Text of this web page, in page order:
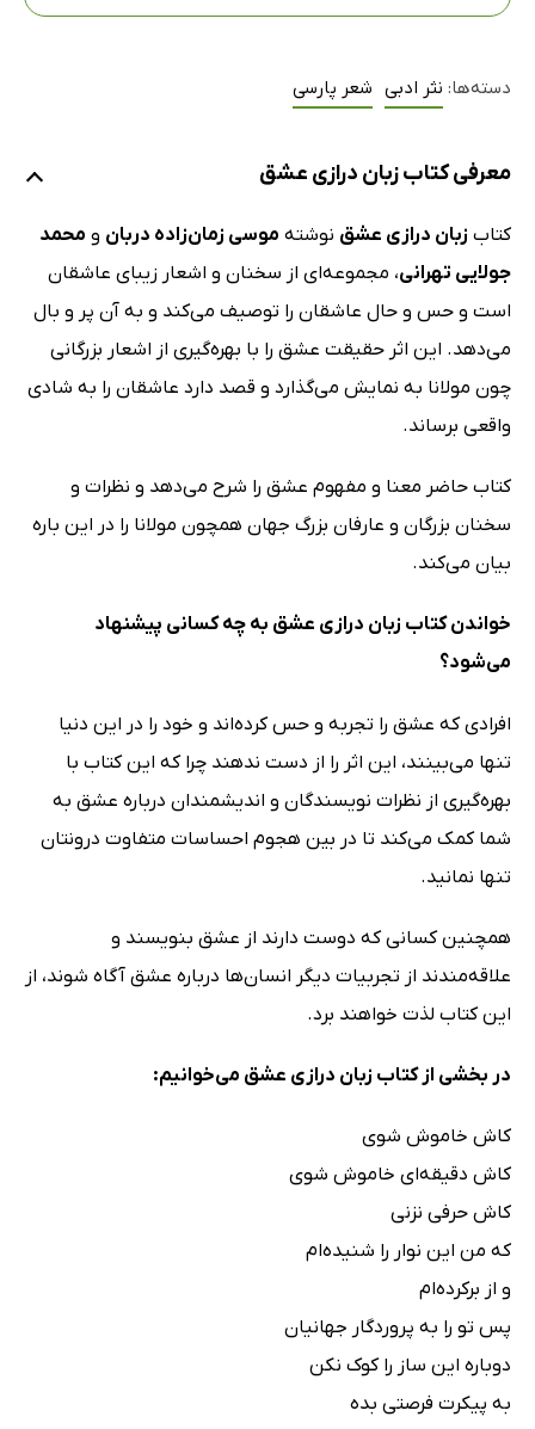
دسته‌ها: نثر ادبی شعر پارسی
معرفی کتاب زبان درازی عشق
کتاب زبان درازی عشق نوشته موسی زمان‌زاده دربان و محمد
جولایی تهرانی، مجموعه‌ای از سخنان و اشعار زیبای عاشقان
است و حس و حال عاشقان را توصیف می‌کند و به آن پر و بال
می‌دهد. این اثر حقیقت عشق را با بهره‌گیری از اشعار بزرگانی
چون مولانا به نمایش می‌گذارد و قصد دارد عاشقان را به شادی
واقعی برساند.
کتاب حاضر معنا و مفهوم عشق را شرح می‌دهد و نظرات و
سخنان بزرگان و عارفان بزرگ جهان همچون مولانا را در این باره
بیان می‌کند.
خواندن کتاب زبان درازی عشق به چه کسانی پیشنهاد
می‌شود؟
افرادی که عشق را تجربه و حس کرده‌اند و خود را در این دنیا
تنها می‌بینند، این اثر را از دست ندهند چرا که این کتاب با
بهره‌گیری از نظرات نویسندگان و اندیشمندان درباره عشق به
شما کمک می‌کند تا در بین هجوم احساسات متفاوت درونتان
تنها نمانید.
همچنین کسانی که دوست دارند از عشق بنویسند و
علاقه‌مندند از تجربیات دیگر انسان‌ها درباره عشق آگاه شوند، از
این کتاب لذت خواهند برد.
در بخشی از کتاب زبان درازی عشق می‌خوانیم:
کاش خاموش شوی
کاش دقیقه‌ای خاموش شوی
کاش حرفی نزنی
که من این نوار را شنیده‌ام
و از برکرده‌ام
پس تو را به پروردگار جهانیان
دوباره این ساز را کوک نکن
به پیکرت فرصتی بده